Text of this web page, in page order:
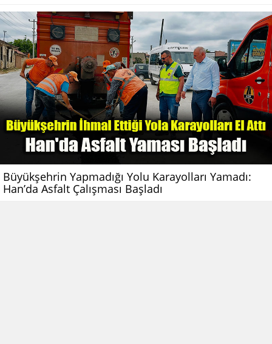
Büyükşehrin Yapmadığı Yolu Karayolları Yamadı:
Han’da Asfalt Çalışması Başladı